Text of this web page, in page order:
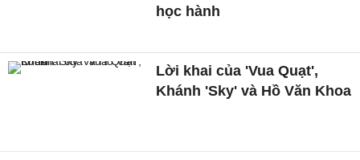
học hành
Lời khai của 'Vua Quạt',
Khánh 'Sky' và Hồ Văn Khoa